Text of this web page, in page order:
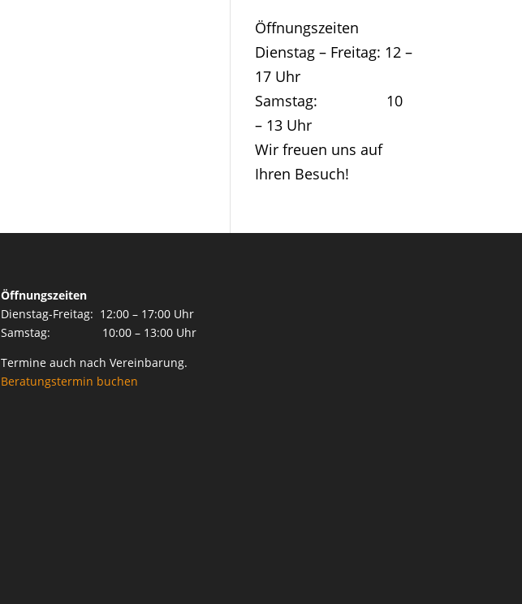
Öffnungszeiten
Dienstag – Freitag: 12 –
17 Uhr
Samstag: 10
– 13 Uhr
Wir freuen uns auf
Ihren Besuch!
Öffnungszeiten
Dienstag-Freitag: 12:00 – 17:00 Uhr
Samstag: 10:00 – 13:00 Uhr
Termine auch nach Vereinbarung.
Beratungstermin buchen